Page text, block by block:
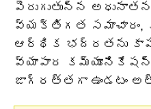
పెరుగుతున్న
వ్యక్తిగత సమాచారం,
ఆర్థిక భద్రతను
వ్యాపార
జాగ్రత్తగా ఉండటం